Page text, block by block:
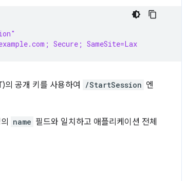
Secure; SameSite=Lax
공개 키를 사용하여 /StartSession 엔
name 필드와 일치하고 애플리케이션 전체